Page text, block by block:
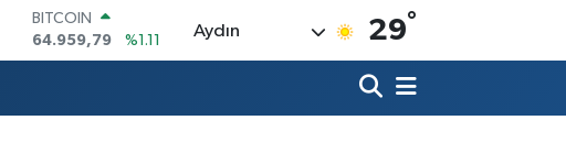
DOLAR
47,7436
%0.18
EURO
Aydın 29°